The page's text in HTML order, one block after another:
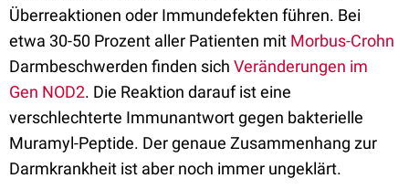
Überreaktionen oder Immundefekten führen. Bei
etwa 30-50 Prozent aller Patienten mit Morbus-Crohn
Darmbeschwerden finden sich Veränderungen im
Gen NOD2. Die Reaktion darauf ist eine
verschlechterte Immunantwort gegen bakterielle
Muramyl-Peptide. Der genaue Zusammenhang zur
Darmkrankheit ist aber noch immer ungeklärt.